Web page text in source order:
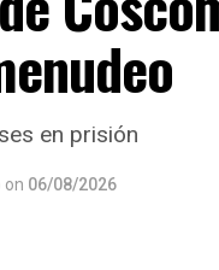
y deslindar
que las
involucrado
en prisión
on 06/08/2026